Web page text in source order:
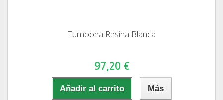
Tumbona Resina Blanca
97,20 €
Añadir al carrito Más